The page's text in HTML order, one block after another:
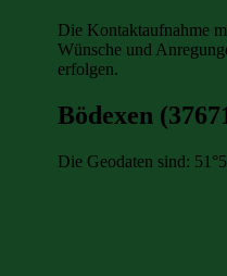
Die Kontaktaufnahme
Wünsche und
erfolgen.
Bödexen
Die Geodaten sind: